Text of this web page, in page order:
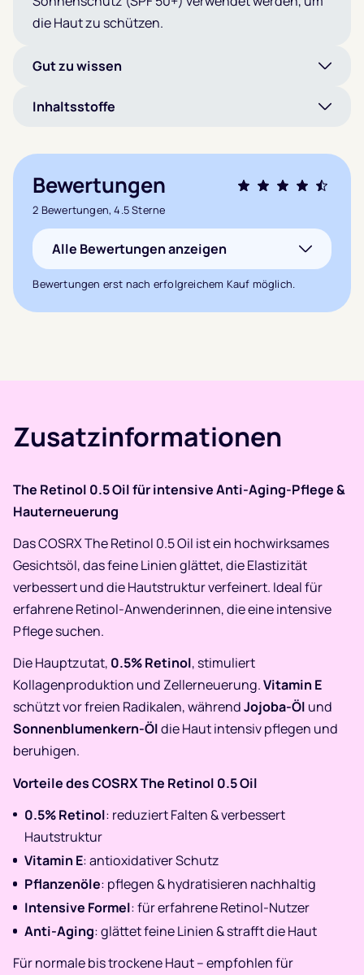
die Haut zu schützen.
Gut zu wissen
Inhaltsstoffe
Bewertungen
4.5von 5,
basierend auf
2
Kundenbewertungen
2 Bewertungen, 4.5 Sterne
Alle Bewertungen anzeigen
Bewertungen erst nach erfolgreichem Kauf möglich.
Zusatzinformationen
The Retinol 0.5 Oil für intensive Anti-Aging-Pflege &
Hauterneuerung
Das COSRX The Retinol 0.5 Oil ist ein hochwirksames
Gesichtsöl, das feine Linien glättet, die Elastizität
verbessert und die Hautstruktur verfeinert. Ideal für
erfahrene Retinol-Anwenderinnen, die eine intensive
Pflege suchen.
Die Hauptzutat, 0.5% Retinol, stimuliert
Kollagenproduktion und Zellerneuerung.Vitamin E
schützt vor freien Radikalen, währendJojoba-Öl und
Sonnenblumenkern-Öldie Haut intensiv pflegen und
beruhigen.
Vorteile des COSRX The Retinol 0.5 Oil
0.5% Retinol: reduziert Falten & verbessert
Hautstruktur
Vitamin E: antioxidativer Schutz
Pflanzenöle: pflegen & hydratisieren nachhaltig
Intensive Formel: für erfahrene Retinol-Nutzer
Anti-Aging: glättet feine Linien & strafft die Haut
Für normale bis trockene Haut – empfohlen für